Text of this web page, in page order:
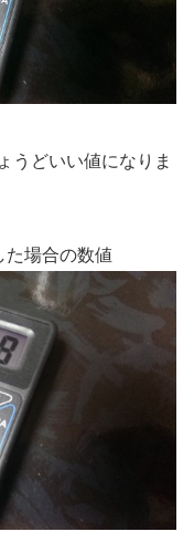
うどいい値になりま
た場合の数値